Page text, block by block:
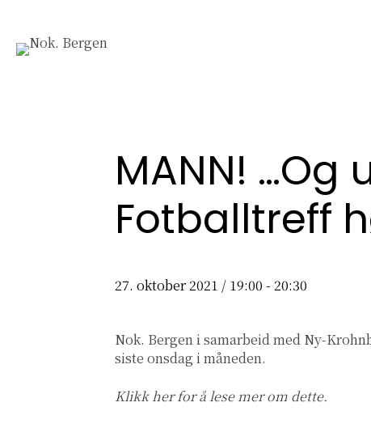
MANN!
Fotballtreff
27. oktober 2021 / 19:00 - 20:30
Nok. Bergen i samarbeid med Ny-
siste onsdag i måneden.
Klikk herfor å lese mer om dette.